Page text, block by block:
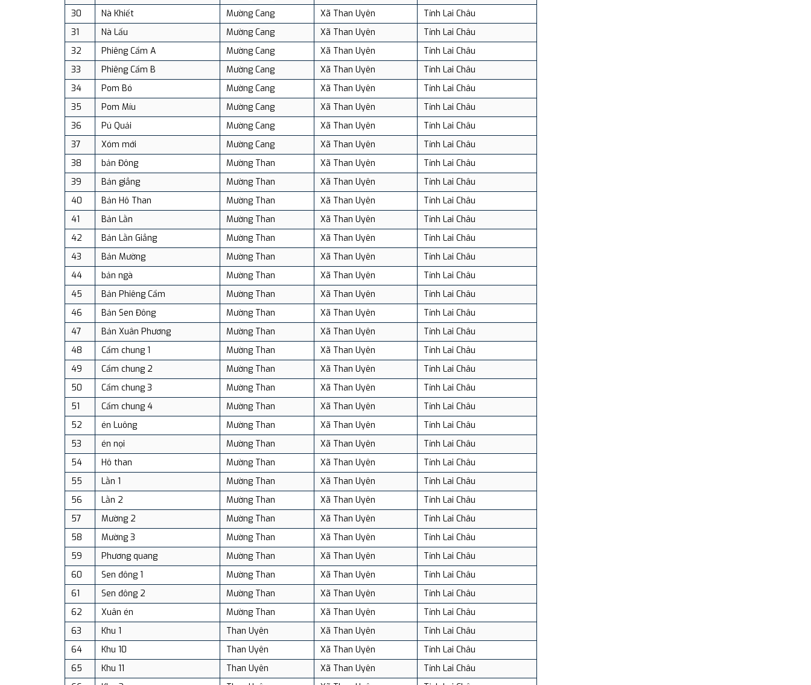
30
Nà Khiết Mường Cang Xã Than Uyên
Tỉnh Lai Châu
31
Nà Lấu Mường Cang Xã Than Uyên
Tỉnh Lai Châu
32
Phiêng Cẩm A Mường Cang Xã Than Uyên
Tỉnh Lai Châu
33
Phiêng Cẩm B Mường Cang Xã Than Uyên
Tỉnh Lai Châu
34
Pom Bó Mường Cang Xã Than Uyên
Tỉnh Lai Châu
35
Pom Míu Mường Cang Xã Than Uyên
Tỉnh Lai Châu
36
Pú Quải Mường Cang Xã Than Uyên
Tỉnh Lai Châu
37
Xóm mới Mường Cang Xã Than Uyên
Tỉnh Lai Châu
38
bản Đông Mường Than Xã Than Uyên
Tỉnh Lai Châu
39
Bản giẳng Mường Than Xã Than Uyên
Tỉnh Lai Châu
40
Bản Hô Than Mường Than Xã Than Uyên
Tỉnh Lai Châu
41
Bản Lằn Mường Than Xã Than Uyên
Tỉnh Lai Châu
42
Bản Lằn Giẳng Mường Than Xã Than Uyên
Tỉnh Lai Châu
43
Bản Mường Mường Than Xã Than Uyên
Tỉnh Lai Châu
44
bản ngà Mường Than Xã Than Uyên
Tỉnh Lai Châu
45
Bản Phiêng Cẩm Mường Than Xã Than Uyên
Tỉnh Lai Châu
46
Bản Sen Đông Mường Than Xã Than Uyên
Tỉnh Lai Châu
47
Bản Xuân Phương Mường Than Xã Than Uyên
Tỉnh Lai Châu
48
Cẩm chung 1 Mường Than Xã Than Uyên
Tỉnh Lai Châu
49
Cẩm chung 2 Mường Than Xã Than Uyên
Tỉnh Lai Châu
50
Cẩm chung 3 Mường Than Xã Than Uyên
Tỉnh Lai Châu
51
Cẩm chung 4 Mường Than Xã Than Uyên
Tỉnh Lai Châu
52
én Luông Mường Than Xã Than Uyên
Tỉnh Lai Châu
53
én nọi Mường Than Xã Than Uyên
Tỉnh Lai Châu
54
Hô than Mường Than Xã Than Uyên
Tỉnh Lai Châu
55
Lằn 1 Mường Than Xã Than Uyên
Tỉnh Lai Châu
56
Lằn 2 Mường Than Xã Than Uyên
Tỉnh Lai Châu
57
Mường 2 Mường Than Xã Than Uyên
Tỉnh Lai Châu
58
Mường 3 Mường Than Xã Than Uyên
Tỉnh Lai Châu
59
Phương quang Mường Than Xã Than Uyên
Tỉnh Lai Châu
60
Sen đông 1 Mường Than Xã Than Uyên
Tỉnh Lai Châu
61
Sen đông 2 Mường Than Xã Than Uyên
Tỉnh Lai Châu
62
Xuân én Mường Than Xã Than Uyên
Tỉnh Lai Châu
63
Khu 1 Than Uyên Xã Than Uyên
Tỉnh Lai Châu
64
Khu 10 Than Uyên Xã Than Uyên
Tỉnh Lai Châu
65
Khu 11 Than Uyên Xã Than Uyên
Tỉnh Lai Châu